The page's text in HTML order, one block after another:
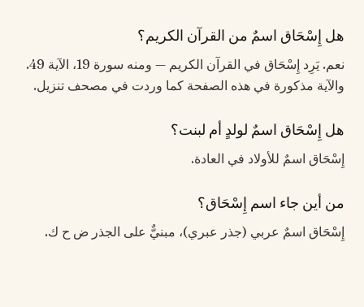
هل إِسْحَاق اسمٌ من القرآن الكريم؟
نعم. يَرِد إِسْحَاق في القرآن الكريم — ومنه سورة 19، الآية 49.
والآية مذكورة في هذه الصفحة كما وردت في مصحف تنزيل.
هل إِسْحَاق اسمٌ لولدٍ أم لبنت؟
إِسْحَاق اسمٌ للأولاد في العادة.
من أين جاء اسم إِسْحَاق؟
إِسْحَاق اسمٌ عربي (جذر عبري)، مبنيٌّ على الجذر ض ح ك.